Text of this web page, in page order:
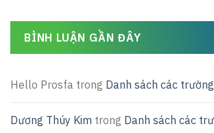
BÌNH LUẬN GẦN ĐÂY
Hello Prosfa trong Danh sách các
Dương Thúy Kim trong Danh sách các